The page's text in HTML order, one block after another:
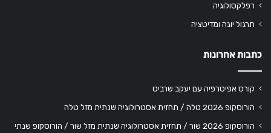
רפלקסולוגיה
תרגול יוגה ומדיטציה
כתבות אחרונות
קורס אפיטרפיה עם יעקב שרביט
הורוסקופ 2026 טלה / תחזית אסטרולוגיה שנתית מזל טלה
הורוסקופ 2026 שור / תחזית אסטרולוגיה שנתית מזל שור / הורוסקופ שנתי